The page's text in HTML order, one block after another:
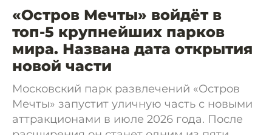
«Остров Мечты» войдёт в
топ-5 крупнейших парков
мира. Названа дата открытия
новой части
Московский парк развлечений «Остров
Мечты» запустит уличную часть с новыми
аттракционами в июле 2026 года. После